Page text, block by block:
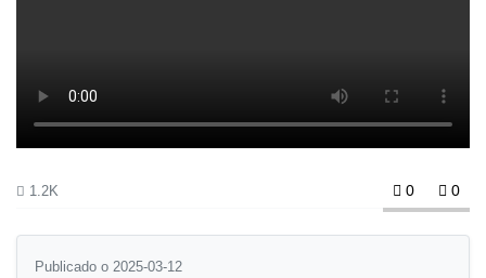
1.2K 0 0
Publicado o 2025-03-12